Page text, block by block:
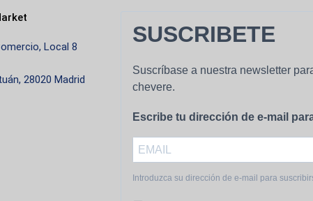
Local 8
28020 Madrid
SUSCRIBETE
Suscríbase a nuestra newsletter
chevere.
Escribe tu dirección de e-mail
Introduzca su dirección de e-mail para